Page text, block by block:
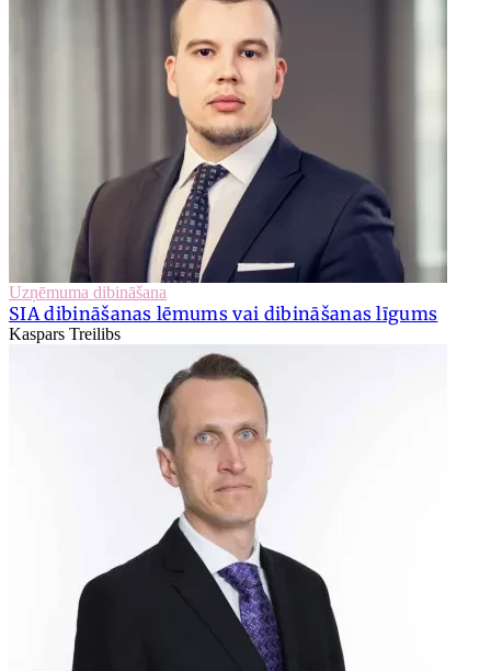
Uzņēmuma dibināšana
SIA dibināšanas lēmums vai dibināšanas līgums
Kaspars Treilibs